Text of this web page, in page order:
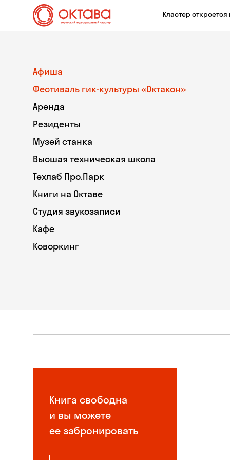
Кластер откроется
Афиша
Фестиваль гик-культуры «Октакон»
Аренда
Резиденты
Музей станка
Высшая техническая школа
Техлаб Про.Парк
Книги на Октаве
Студия звукозаписи
Кафе
Коворкинг
Книга свободна
и вы можете
ее забронировать